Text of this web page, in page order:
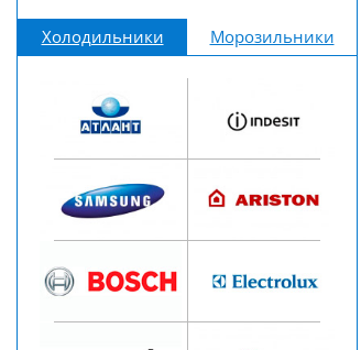
Холодильники Морозильники